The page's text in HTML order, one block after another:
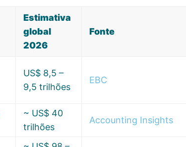
Estimativa
global
2026
Fonte
US$ 8,5 –
9,5 trilhões
EBC
~ US$ 40
trilhões
Accounting Insights